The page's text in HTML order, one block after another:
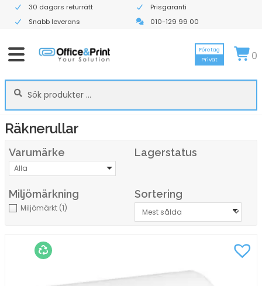
30 dagars returrätt
Prisgaranti
Snabb leverans
010-129 99 00
Sök
efter:
Sök
Företag
Privat
0
Räknerullar
Varumärke
Alla
Lagerstatus
Miljömärkning
Miljömärkt (1)
Sortering